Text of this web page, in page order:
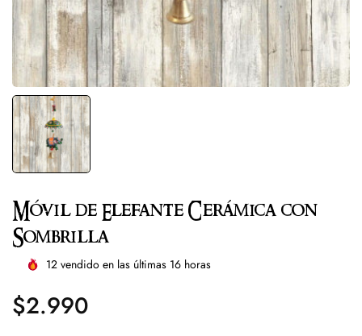
Móvil de Elefante Cerámica con
Sombrilla
12 vendido en las últimas 16 horas
Precio
regular
$2.990